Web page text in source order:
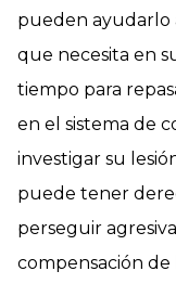
pueden ayudarlo
que necesita en
tiempo para
en el sistema de
investigar su
puede tener
perseguir
compensación de